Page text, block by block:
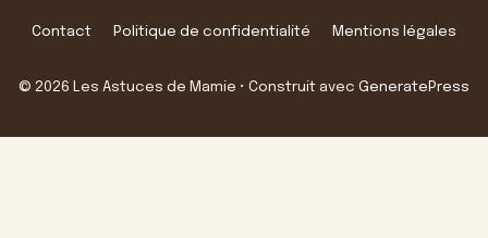
Contact Politique de confidentialité Mentions légales
© 2026 Les Astuces de Mamie • Construit avec GeneratePress